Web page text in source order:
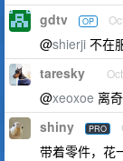
gdtv OP
@shierji 不在
taresky
@xeoxoe 离
shiny PRO
带着零件，花